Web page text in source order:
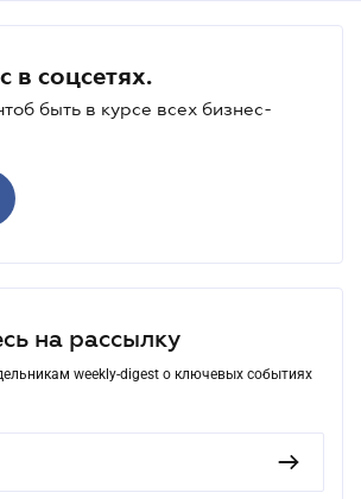
в соцсетях.
быть в курсе всех бизнес-
на рассылку
weekly-digest о ключевых событиях